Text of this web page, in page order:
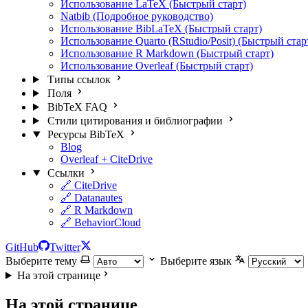
Использование LaTeX (Быстрый старт)
Natbib (Подробное руководство)
Использование BibLaTeX (Быстрый старт)
Использование Quarto (RStudio/Posit) (Быстрый
Использование R Markdown (Быстрый старт)
Использование Overleaf (Быстрый старт)
Типы ссылок
Поля
BibTeX FAQ
Стили цитирования и библиографии
Ресурсы BibTeX
Blog
Overleaf + CiteDrive
Ссылки
🔗 CiteDrive
🔗 Datanautes
🔗 R Markdown
🔗 BehaviorCloud
GitHub
Twitter
Выберите тему
Выберите язык
На этой странице